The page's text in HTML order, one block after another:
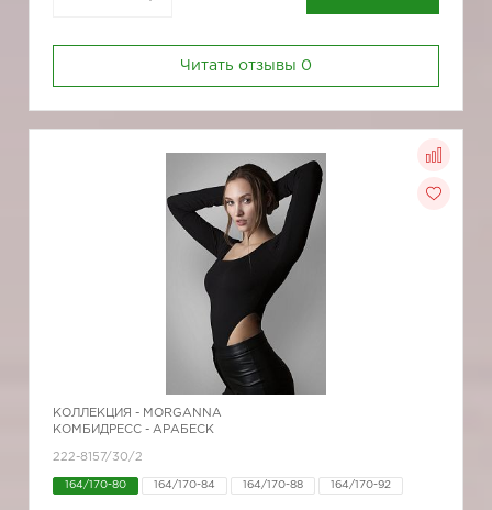
Читать отзывы 0
КОЛЛЕКЦИЯ - MORGANNA
КОМБИДРЕСС - АРАБЕСК
222-8157/30/2
164/170-80 164/170-84 164/170-88 164/170-92